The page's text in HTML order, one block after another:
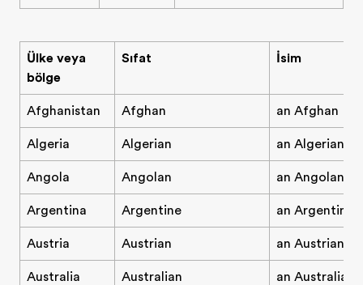
Ülke veya
bölge
Sıfat İsim
Afghanistan Afghan an Afghan
Algeria Algerian an Algerian
Angola Angolan an Angolan
Argentina Argentine an Argentine
Austria Austrian an Austrian
Australia Australian an Australian